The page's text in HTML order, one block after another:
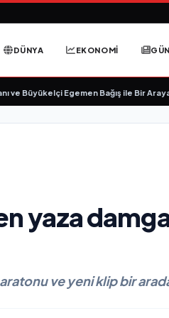
DÜNYA EKONOMİ
Egemen Bağış ile Bir Araya Geldi
yaza
ve yeni klip bir